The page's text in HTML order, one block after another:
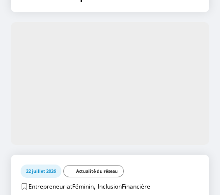
22 juillet 2026 Actualité du réseau
EntrepreneuriatFéminin, InclusionFinancière